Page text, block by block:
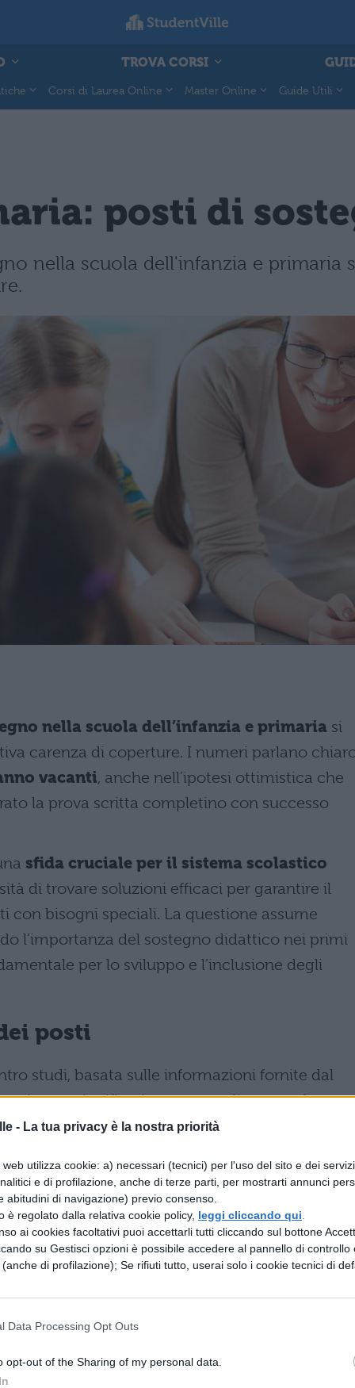
- La tua privacy è la nostra priorità
utilizza cookie: a) necessari (tecnici) per l'uso del sito e dei
e di profilazione, anche di terze parti, per mostrarti annunci
abitudini di navigazione) previo consenso.
è regolato dalla relativa cookie policy, leggi cliccando qui
ai cookies facoltativi puoi accettarli tutti cliccando sul bottone
su Gestisci opzioni è possibile accedere al pannello di controllo
di profilazione); Se rifiuti tutto, userai solo i cookie tecnici di
Data Processing Opt Outs
opt-out of the Sharing of my personal data.
TROVA CORSI
Corsi di Laurea Online Master Online Guide Utili
posti di
nella scuola dell'infanzia e primaria
nella scuola dell’infanzia e primaria si
carenza di coperture. I numeri parlano
vacanti, anche nell’ipotesi ottimistica che
la prova scritta completino con successo
sfida cruciale per il sistema scolastico
di trovare soluzioni efficaci per garantire il
con bisogni speciali. La questione assume
l’importanza del sostegno didattico nei primi
per lo sviluppo e l’inclusione degli
posti
studi, basata sulle informazioni fornite dal
una significativa carenza di personale
accentuata nelle regioni settentrionali.
più critica con 1.949 posizioni che
l’intervento delle supplenze o delle
Questa distribuzione disomogenea dei posti
nel sistema di reclutamento, con
Nord Italia, dove la domanda di insegnanti di
l’offerta di personale qualificato disponibile.
e requisiti
lo scorrimento della
sostegno